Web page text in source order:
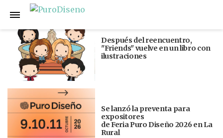
Anterior
Después del reencuentro,
"Friends" vuelve en un libro con
ilustraciones
Se lanzó la preventa para
expositores
de Feria Puro Diseño 2026 en La
Rural
Siguiente